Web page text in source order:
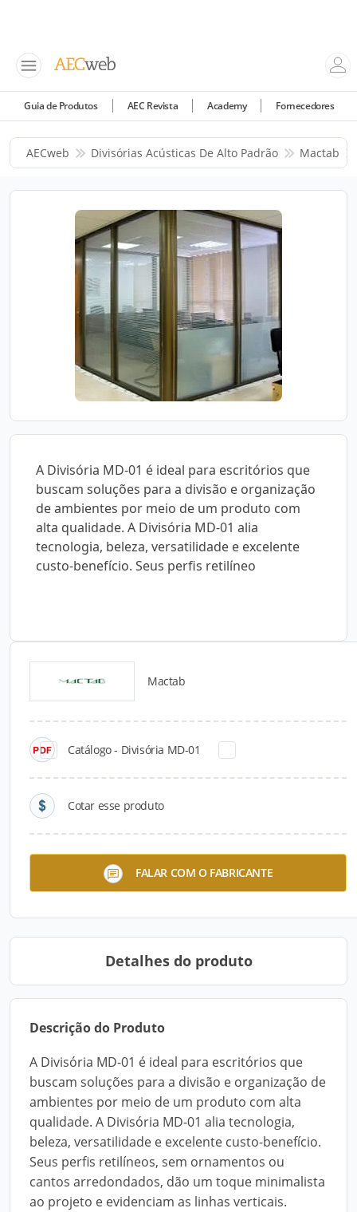
Guia de Produtos AEC Revista Academy Fornecedores
AECweb Divisórias Acústicas De Alto Padrão Mactab
A Divisória MD-01 é ideal para escritórios que
buscam soluções para a divisão e organização
de ambientes por meio de um produto com
alta qualidade. A Divisória MD-01 alia
tecnologia, beleza, versatilidade e excelente
custo-benefício. Seus perfis retilíneo
Mactab
Catálogo - Divisória MD-01
Cotar esse produto
FALAR COM O FABRICANTE
Catálogos para Download
Linhas md-01 e md-02
Detalhes do produto
Descrição do Produto
A Divisória MD-01 é ideal para escritórios que
buscam soluções para a divisão e organização de
ambientes por meio de um produto com alta
qualidade. A Divisória MD-01 alia tecnologia,
beleza, versatilidade e excelente custo-benefício.
Seus perfis retilíneos, sem ornamentos ou
cantos arredondados, dão um toque minimalista
ao projeto e evidenciam as linhas verticais.